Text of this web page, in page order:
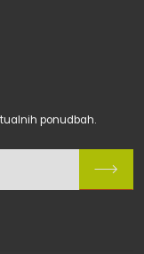
ponudbah.